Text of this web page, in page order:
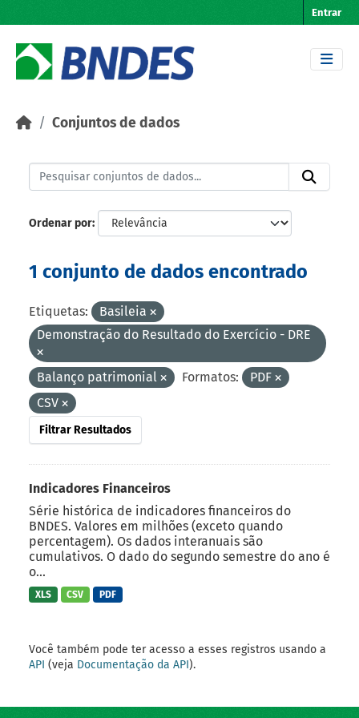
Entrar
Conjuntos de dados
Ordenar por
1 conjunto de dados encontrado
Etiquetas:
Basileia
Demonstração do Resultado do Exercício - DRE
Balanço patrimonial Formatos:
PDF
CSV
Filtrar Resultados
Indicadores Financeiros
Série histórica de indicadores financeiros do
BNDES. Valores em milhões (exceto quando
percentagem). Os dados interanuais são
cumulativos. O dado do segundo semestre do ano é
o...
XLS CSV PDF
Você também pode ter acesso a esses registros usando a
API (veja Documentação da API).